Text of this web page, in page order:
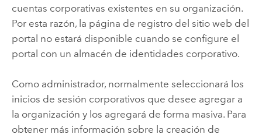
cuentas corporativas existentes en su organización.
Por esta razón, la página de registro del sitio web del
portal no estará disponible cuando se configure el
portal con un almacén de identidades corporativo.
Como administrador, normalmente seleccionará los
inicios de sesión corporativos que desee agregar a
la organización y los agregará de forma masiva. Para
obtener más información sobre la creación de